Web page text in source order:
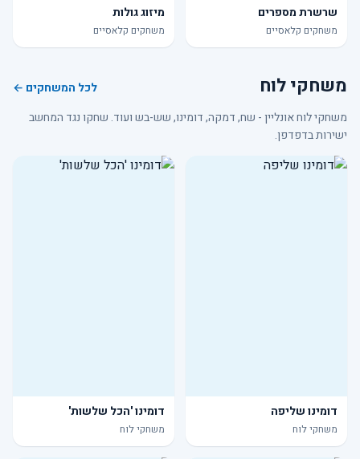
שרשרת מספרים
משחקים קלאסיים
מיזוג גולות
משחקים קלאסיים
משחקי לוח
לכל המשחקים ←
משחקי לוח אונליין - שח, דמקה, דומינו, שש-בש ועוד. שחקו נגד המחשב
ישירות בדפדפן.
דומינו שליפה
משחקי לוח
דומינו 'הכל שלשות'
משחקי לוח